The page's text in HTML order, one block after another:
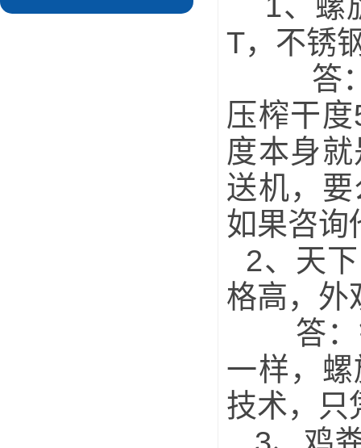
T，不锈
答：
压榨干
度本身
送机，
如果咨询
2、天
格高，外
答：错
一样，
技术，只